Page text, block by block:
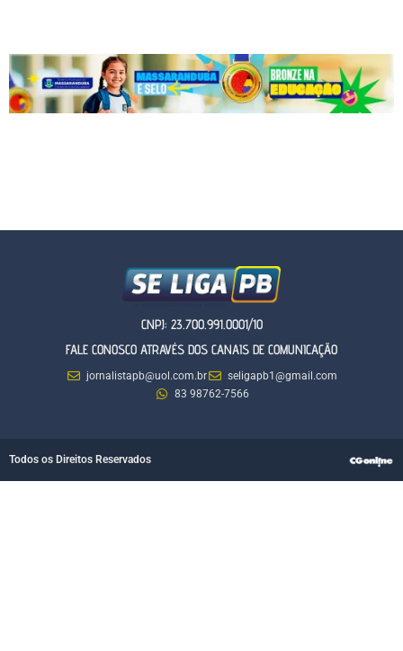
CNPJ: 23.700.991.0001/10
FALE CONOSCO ATRAVÉS DOS CANAIS DE COMUNICAÇÃO
jornalistapb@uol.com.br
seligapb1@gmail.com
83 98762-7566
Todos os Direitos Reservados